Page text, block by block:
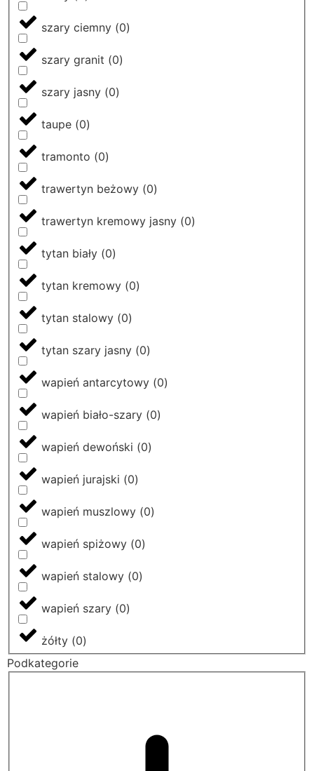
szary ciemny (0)
szary granit (0)
szary jasny (0)
taupe (0)
tramonto (0)
trawertyn beżowy (0)
trawertyn kremowy jasny (0)
tytan biały (0)
tytan kremowy (0)
tytan stalowy (0)
tytan szary jasny (0)
wapień antarcytowy (0)
wapień biało-szary (0)
wapień dewoński (0)
wapień jurajski (0)
wapień muszlowy (0)
wapień spiżowy (0)
wapień stalowy (0)
wapień szary (0)
żółty (0)
Podkategorie